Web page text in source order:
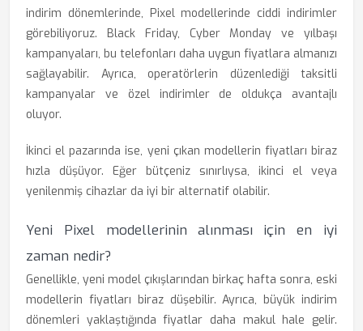
indirim dönemlerinde, Pixel modellerinde ciddi indirimler
görebiliyoruz. Black Friday, Cyber Monday ve yılbaşı
kampanyaları, bu telefonları daha uygun fiyatlara almanızı
sağlayabilir. Ayrıca, operatörlerin düzenlediği taksitli
kampanyalar ve özel indirimler de oldukça avantajlı
oluyor.
İkinci el pazarında ise, yeni çıkan modellerin fiyatları biraz
hızla düşüyor. Eğer bütçeniz sınırlıysa, ikinci el veya
yenilenmiş cihazlar da iyi bir alternatif olabilir.
Yeni Pixel modellerinin alınması için en iyi
zaman nedir?
Genellikle, yeni model çıkışlarından birkaç hafta sonra, eski
modellerin fiyatları biraz düşebilir. Ayrıca, büyük indirim
dönemleri yaklaştığında fiyatlar daha makul hale gelir.